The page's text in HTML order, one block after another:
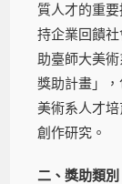
質人才的重
持企業回饋
助臺師大美
獎助計畫」
美術系人才
創作研究。
二、獎助類別